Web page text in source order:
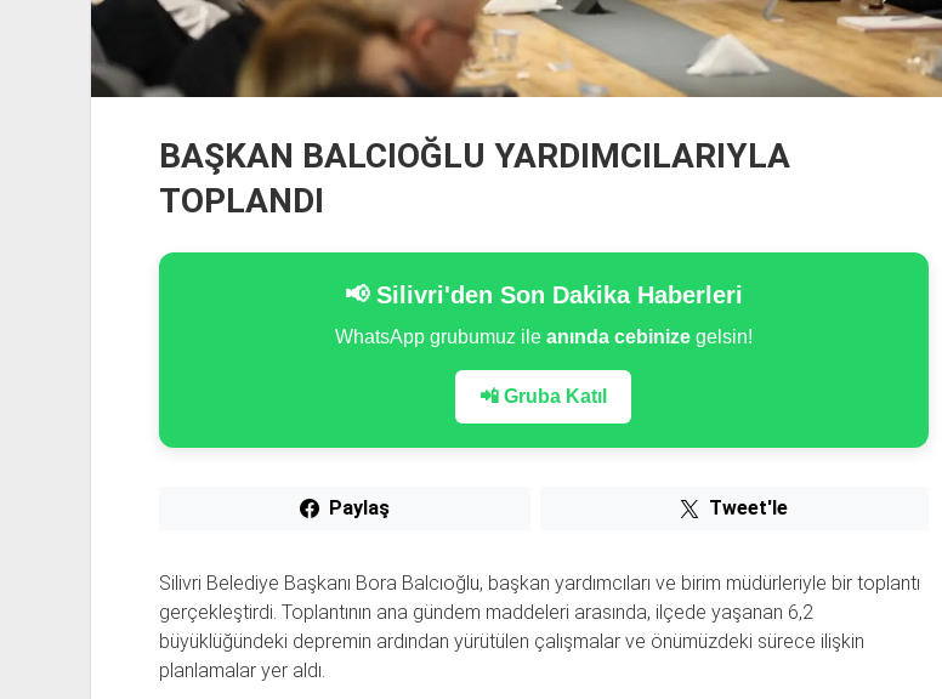
BAŞKAN BALCIOĞLU YARDIMCILARIYLA
TOPLANDI
📢 Silivri'den Son Dakika Haberleri
WhatsApp grubumuz ile anında cebinizegelsin!
📲 Gruba Katıl
Paylaş Tweet'le
Silivri Belediye Başkanı Bora Balcıoğlu, başkan yardımcıları ve birim müdürleriyle bir toplantı
gerçekleştirdi. Toplantının ana gündem maddeleri arasında, ilçede yaşanan 6,2
büyüklüğündeki depremin ardından yürütülen çalışmalar ve önümüzdeki sürece ilişkin
planlamalar yer aldı.